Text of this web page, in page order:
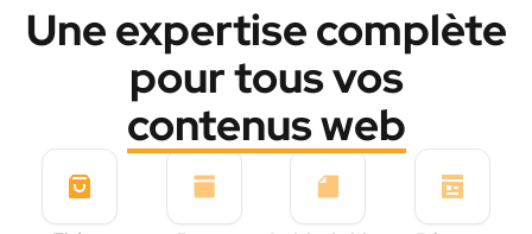
Une expertise complète
pour tous vos
contenus web